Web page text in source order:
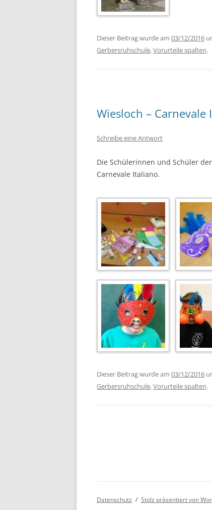
Dieser Beitrag wurde am 03/12/2016
Gerbersruhschule,Vorurteile spalten.
Wiesloch – Carnevale
Schreibe eine Antwort
Die Schülerinnen und Schüler
Carnevale Italiano.
Dieser Beitrag wurde am 03/12/2016
Gerbersruhschule,Vorurteile spalten.
Datenschutz Stolz präsentiert von